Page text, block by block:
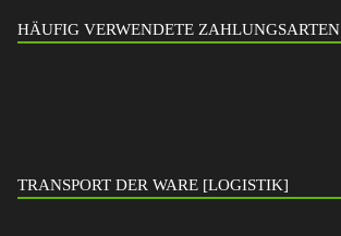
HÄUFIG VERWENDETE ZAHLUNGSARTEN
TRANSPORT DER WARE [LOGISTIK]